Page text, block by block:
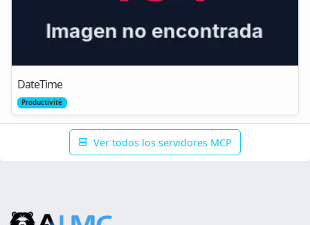
DateTime
Productivité
Ver todos los servidores MCP